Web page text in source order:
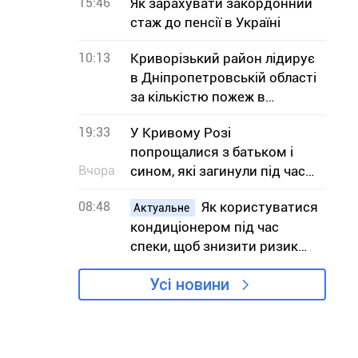
Як зарахувати закордонний
стаж до пенсії в Україні
10:13
Криворізький район лідирує
в Дніпропетровській області
за кількістю пожеж в
екосистемах
19:33
Вчора
У Кривому Розі
попрощалися з батьком і
сином, які загинули під час
атаки на АЗС
08:48 Актуальне
Як користуватися
кондиціонером під час
спеки, щоб знизити ризик
вимушених відключень
світла
Усі новини